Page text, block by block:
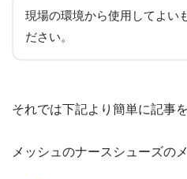
現場の環境から使用してよい
ださい。
それでは下記より簡単に記事
メッシュのナースシューズの